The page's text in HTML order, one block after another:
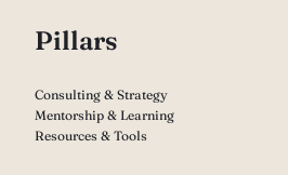
Pillars
Consulting & Strategy
Mentorship & Learning
Resources & Tools